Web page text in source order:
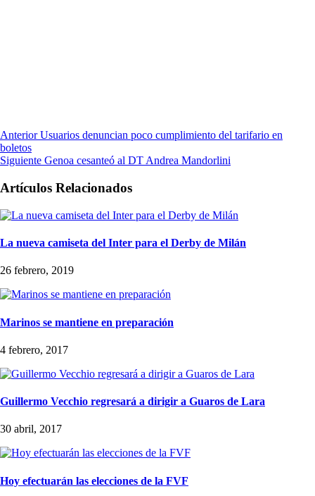
Anterior Usuarios denuncian poco cumplimiento del tarifario en
boletos
Siguiente Genoa cesanteó al DT Andrea Mandorlini
Artículos Relacionados
La nueva camiseta del Inter para el Derby de Milán
26 febrero, 2019
Marinos se mantiene en preparación
4 febrero, 2017
Guillermo Vecchio regresará a dirigir a Guaros de Lara
30 abril, 2017
Hoy efectuarán las elecciones de la FVF